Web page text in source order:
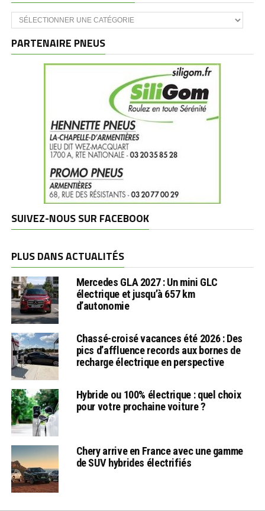
Catégories
et
PARTENAIRE PNEUS
SUIVEZ-NOUS SUR FACEBOOK
PLUS DANS ACTUALITÉS
Mercedes GLA 2027 : Un mini GLC
électrique et jusqu’à 657 km
d’autonomie
Chassé-croisé vacances été 2026 : Des
pics d’affluence records aux bornes de
recharge électrique en perspective
Hybride ou 100% électrique : quel choix
pour votre prochaine voiture ?
Chery arrive en France avec une gamme
de SUV hybrides électrifiés